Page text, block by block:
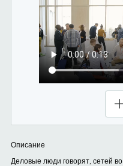
Векторные файлы
Видео
Описание
Деловые люди говорят, сетей